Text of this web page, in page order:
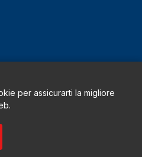
per assicurarti la migliore